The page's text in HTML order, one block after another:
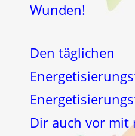
Wunden!
Den täglichen
Dir auch vor mit